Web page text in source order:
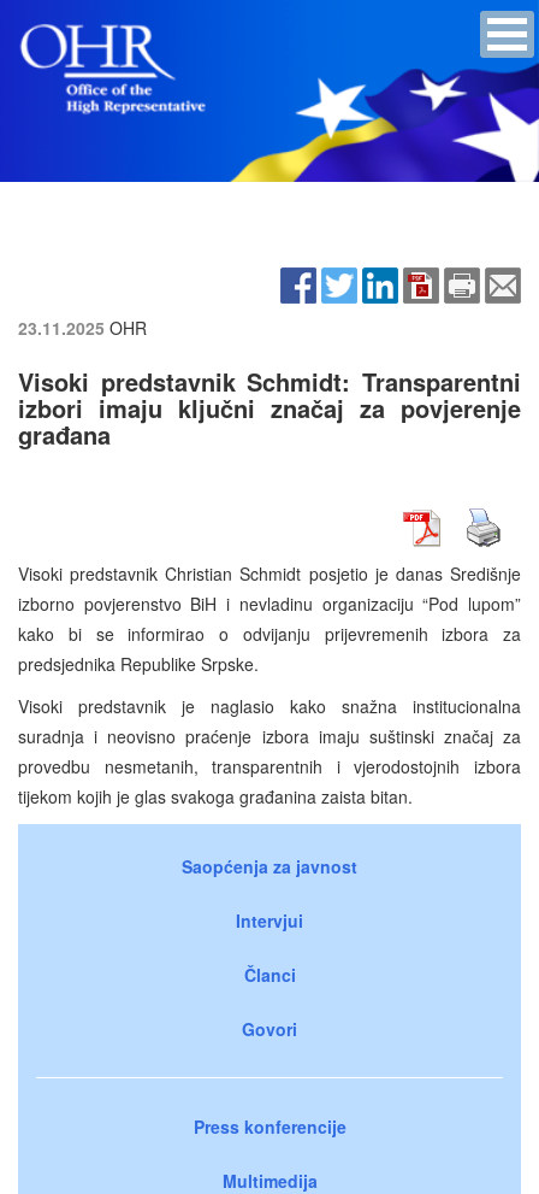
23.11.2025 OHR
Visoki predstavnik Schmidt: Transparentni
izbori imaju ključni značaj za povjerenje
građana
Visoki predstavnik Christian Schmidt posjetio je danas Središnje
izborno povjerenstvo BiH i nevladinu organizaciju “Pod lupom”
kako bi se informirao o odvijanju prijevremenih izbora za
predsjednika Republike Srpske.
Visoki predstavnik je naglasio kako snažna institucionalna
suradnja i neovisno praćenje izbora imaju suštinski značaj za
provedbu nesmetanih, transparentnih i vjerodostojnih izbora
tijekom kojih je glas svakoga građanina zaista bitan.
Saopćenja za javnost
Intervjui
Članci
Govori
Press konferencije
Multimedija